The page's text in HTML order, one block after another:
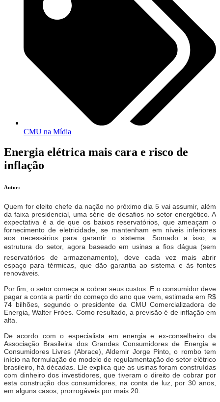
CMU na Mídia
Energia elétrica mais cara e risco de
inflação
Autor:
Quem for eleito chefe da nação no próximo dia 5 vai assumir, além
da faixa presidencial, uma série de desafios no setor energético. A
expectativa é a de que os baixos reservatórios, que ameaçam o
fornecimento de eletricidade, se mantenham em níveis inferiores
aos necessários para garantir o sistema. Somado a isso, a
estrutura do setor, agora baseado em usinas a fios dágua (sem
reservatórios de armazenamento), deve cada vez mais abrir
espaço para térmicas, que dão garantia ao sistema e às fontes
renováveis.
Por fim, o setor começa a cobrar seus custos. E o consumidor deve
pagar a conta a partir do começo do ano que vem, estimada em R$
74 bilhões, segundo o presidente da CMU Comercializadora de
Energia, Walter Fróes. Como resultado, a previsão é de inflação em
alta.
De acordo com o especialista em energia e ex-conselheiro da
Associação Brasileira dos Grandes Consumidores de Energia e
Consumidores Livres (Abrace), Aldemir Jorge Pinto, o rombo tem
início na formulação do modelo de regulamentação do setor elétrico
brasileiro, há décadas. Ele explica que as usinas foram construídas
com dinheiro dos investidores, que tiveram o direito de cobrar por
esta construção dos consumidores, na conta de luz, por 30 anos,
em alguns casos, prorrogáveis por mais 20.